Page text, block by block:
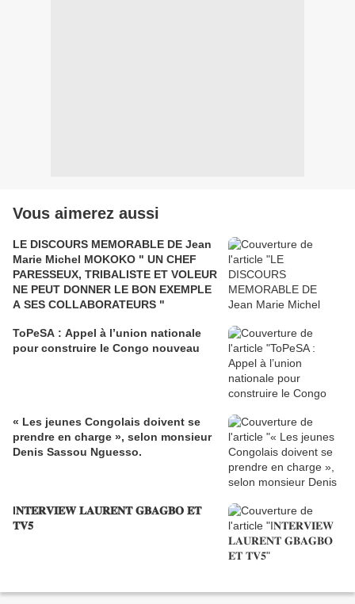
Vous aimerez aussi
LE DISCOURS MEMORABLE DE Jean
Marie Michel MOKOKO " UN CHEF
PARESSEUX, TRIBALISTE ET VOLEUR
NE PEUT DONNER LE BON EXEMPLE
A SES COLLABORATEURS "
ToPeSA : Appel à l’union nationale
pour construire le Congo nouveau
« Les jeunes Congolais doivent se
prendre en charge », selon monsieur
Denis Sassou Nguesso.
I𝐍𝐓𝐄𝐑𝐕𝐈𝐄𝐖 𝐋𝐀𝐔𝐑𝐄𝐍𝐓 𝐆𝐁𝐀𝐆𝐁𝐎 𝐄𝐓
𝐓𝐕𝟓